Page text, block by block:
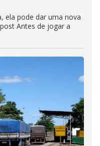
ela pode dar uma nova
Antes de jogar a